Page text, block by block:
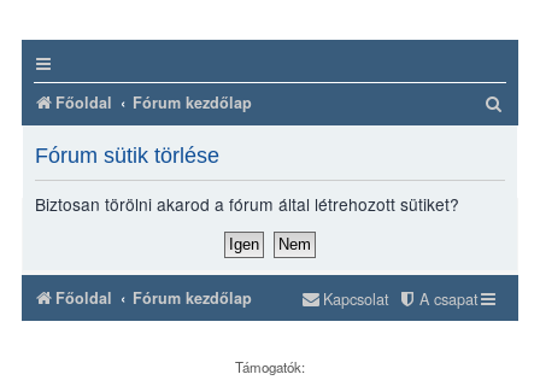
Főoldal Fórum kezdőlap
Fórum sütik törlése
Biztosan törölni akarod a fórum által létrehozott sütiket?
Főoldal Fórum kezdőlap A csapat
Kapcsolat
Támogatók: